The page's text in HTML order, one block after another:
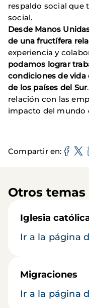
respaldo social que
social.
Desde Manos
de una fructífera
experiencia y
podamos lograr
condiciones de vida
de los países del Sur
relación con las
impacto del mundo
Compartir en
Otros
Iglesia
Ir a la página
Migraciones
Ir a la página